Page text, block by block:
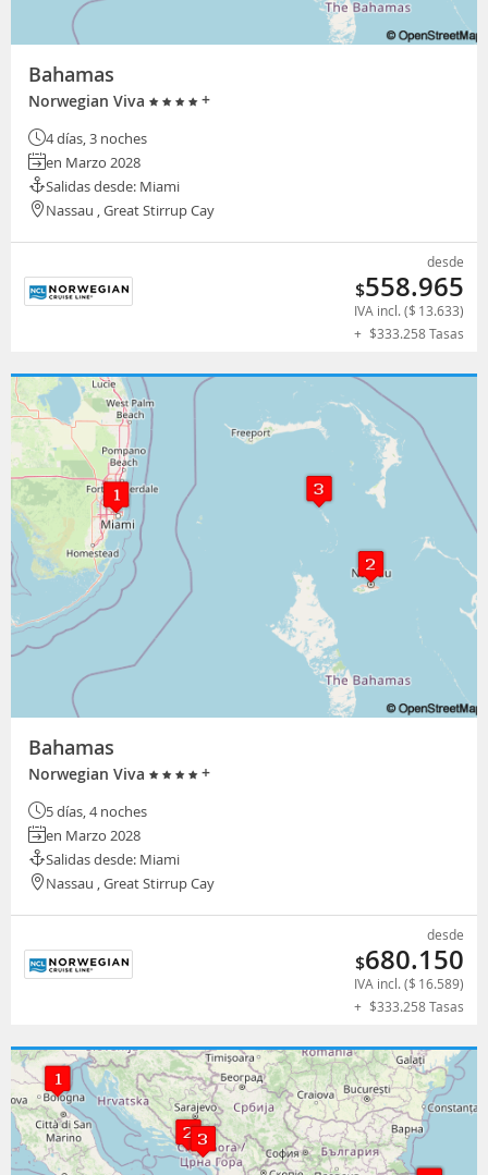
Bahamas
Norwegian Viva +
4 días, 3 noches
en Marzo 2028
Salidas desde: Miami
Nassau , Great Stirrup Cay
desde
$558.965
IVA incl. ($ 13.633)
+ $333.258Tasas
Bahamas
Norwegian Viva +
5 días, 4 noches
en Marzo 2028
Salidas desde: Miami
Nassau , Great Stirrup Cay
desde
$680.150
IVA incl. ($ 16.589)
+ $333.258Tasas